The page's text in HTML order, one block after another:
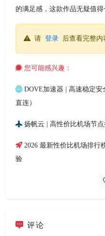
的满足感，这款作品无疑值得
请 登录 后查看完整内
您可能感兴趣：
DOVE加速器 | 高速稳定
直连）
扬帆云 | 高性价比机场节点
2026 最新性价比机场排行
验
评论